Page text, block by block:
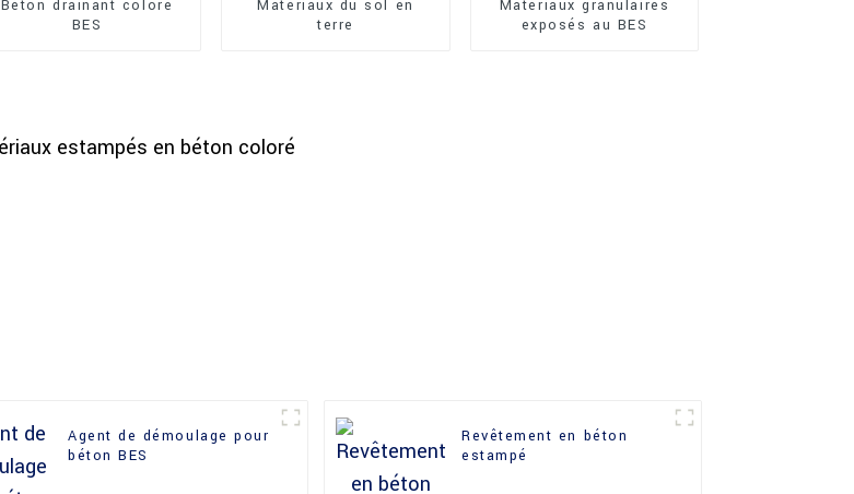
Béton drainant coloré
BES
Matériaux du sol en
terre
Matériaux granulaires
exposés au BES
Agent de démoulage pour
béton BES
Revêtement en béton
estampé